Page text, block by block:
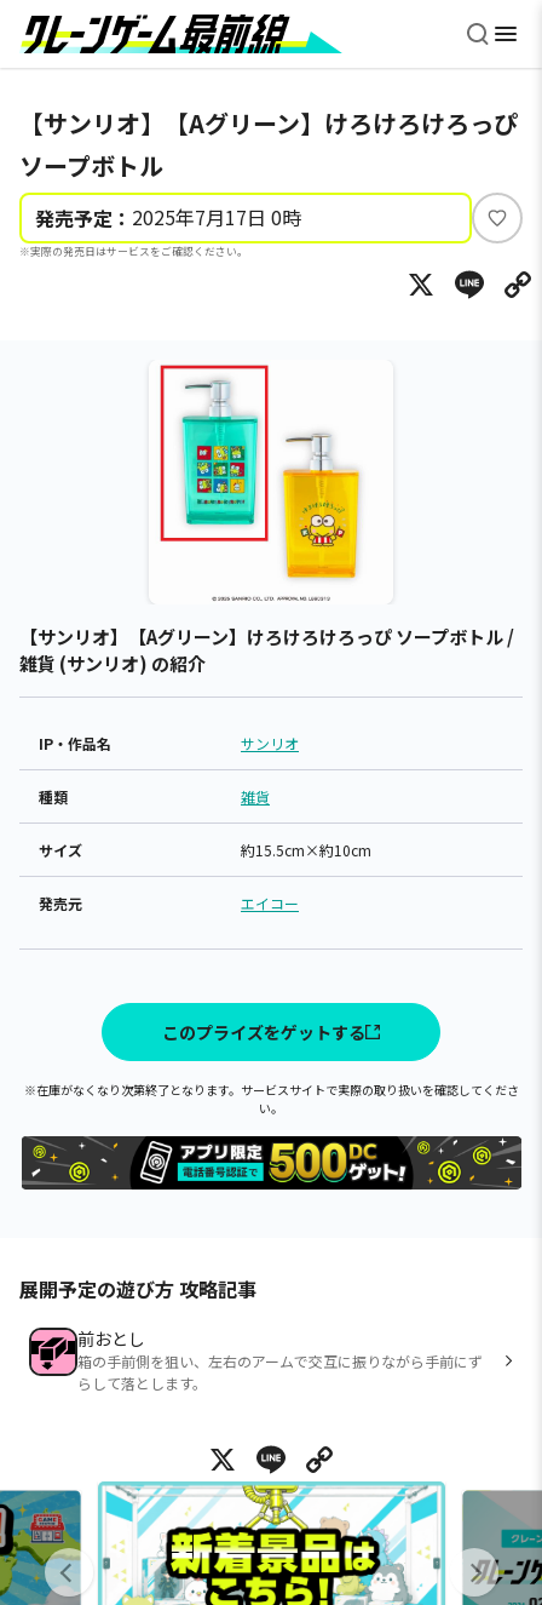
【サンリオ】【Aグリーン】けろけろけろっぴ
ソープボトル
発売予定： 2025年7月17日 0時
※実際の発売日はサービスをご確認ください。
い
ね
X
【サンリオ】【Aグリーン】けろけろけろっぴ ソープボトル /
雑貨 (サンリオ) の紹介
IP・作品名 サンリオ
種類 雑貨
サイズ 約15.5cm×約10cm
発売元 エイコー
このプライズをゲットする
※在庫がなくなり次第終了となります。サービスサイトで実際の取り扱いを確認してくださ
い。
展開予定の遊び方 攻略記事
前おとし
箱の手前側を狙い、左右のアームで交互に振りながら手前にず
らして落とします。
X Line